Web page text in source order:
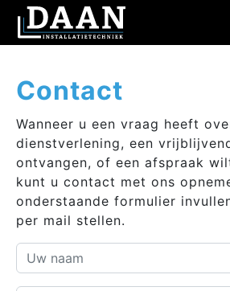
Contact
Wanneer u een vraag heeft
dienstverlening, een
ontvangen, of een afspraak
kunt u contact met ons
onderstaande formulier
per mail stellen.